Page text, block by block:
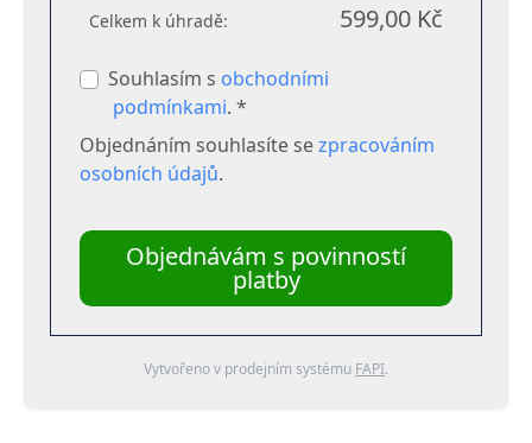
Celkem k úhradě: 599,00 Kč
Souhlasím s obchodními
podmínkami. *
Objednáním souhlasíte sezpracováním
osobních údajů.
Objednávám s povinností
platby
Vytvořeno v prodejním systému FAPI.